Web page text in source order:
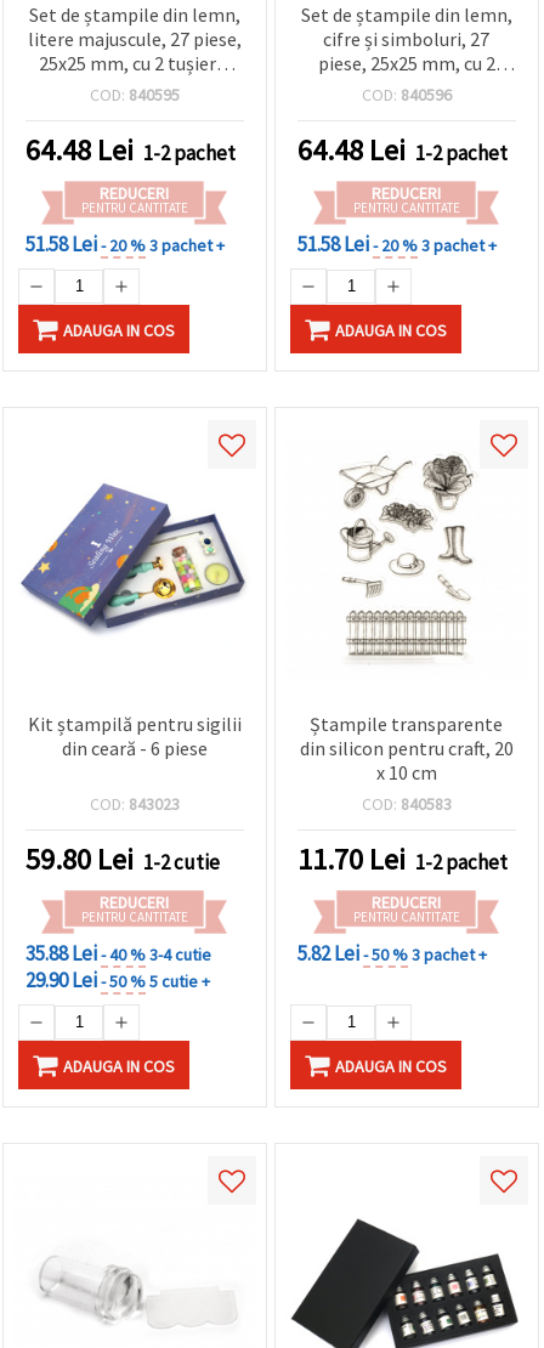
Set de ștampile din lemn,
litere majuscule, 27 piese,
25x25 mm, cu 2 tușiere,
38x45 mm, 2 culori
COD: 840595
64.48 Lei 1-2 pachet
REDUCERI
PENTRU CANTITATE
51.58 Lei- 20 %3 pachet +
ADAUGA IN COS
Set de ștampile din lemn,
cifre și simboluri, 27
piese, 25x25 mm, cu 2
tușiere în 2 culori
COD: 840596
64.48 Lei 1-2 pachet
REDUCERI
PENTRU CANTITATE
51.58 Lei- 20 %3 pachet +
ADAUGA IN COS
Kit ștampilă pentru sigilii
din ceară - 6 piese
COD: 843023
59.80 Lei 1-2 cutie
REDUCERI
PENTRU CANTITATE
35.88 Lei- 40 %3-4 cutie
29.90 Lei- 50 %5 cutie +
ADAUGA IN COS
Ștampile transparente
din silicon pentru craft, 20
x 10 cm
COD: 840583
11.70 Lei 1-2 pachet
REDUCERI
PENTRU CANTITATE
5.82 Lei- 50 %3 pachet +
ADAUGA IN COS